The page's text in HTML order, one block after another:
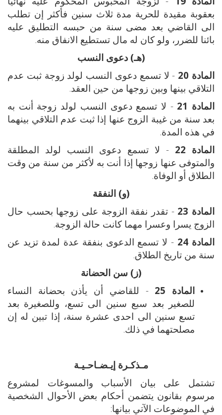
بعقوبة مقيدة للحرية مدة ثلاث سنين فأكثر إن تطلب
الى القاضي بعد مضى سنة من حبسه التطليق عليه
بائنا للضرر، ولو كان له مال تستطيع الانفاق منه.
(هـ) دعوى النسب
المادة 20
- لا تسمع دعوى النسب لولد زوجة ثبت عدم
التلاقي بينها وبين زوجها من حين العقد.
المادة 21
- لا تسمع دعوى النسب لولد زوجة أنت به
بعد سنة من غيبة الزوج عنها إذا ثبت عدم التلاقي بينهما
في هذه المدة.
المادة 22
- لا تسمع دعوى النسب لولد المطلقة
والمتوفى عنها زوجها إذا أنت به لأكثر من سنة من وقت
الطلاق أو الوفاة.
(و) النفقة
المادة 23
- تقدر نفقة الزوجة على زوجها بحسب حال
الزوج يسرا وعسرا مهما كانت حالة الزوجة.
المادة 24
- لا تسمع الدعوى بنفقة عدة لمدة تزيد عن
سنة من تاريخ الطلاق.
(ز) سن الحضانة
المادة 25
- للقاضي أن يأذن بحضانة النساء
للصغير بعد سبع سنين الى تسع، وللصغيرة بعد
تسع سنين الى احدى عشرة سنة، إذا تبين له إن
مصلحتهما في ذلك.
مـذكـرة إيـضـاحـيـة
تشتمل على بيان الأسباب والمسوغات لمشروع
مرسوم بقانون يتضمن أحكام بعض الأحوال الشخصية
في الموضوعات الآتي بيانها: